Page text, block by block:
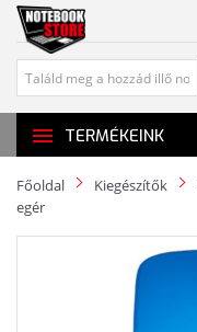
TERMÉKEINK
Főoldal Kiegészítők
egér